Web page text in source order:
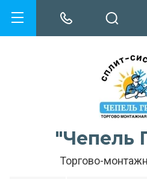
"Чепель
Торгово-